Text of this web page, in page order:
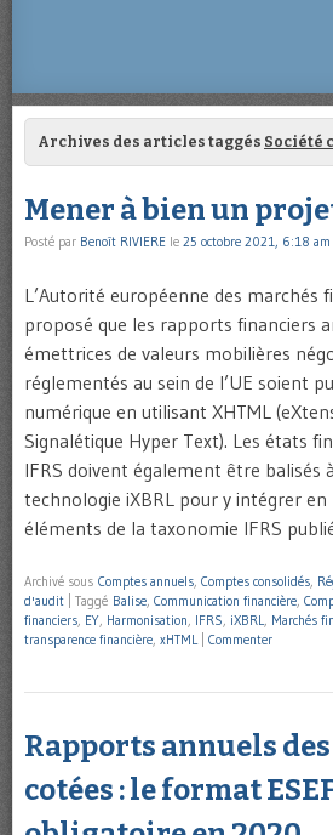
Archives des articles taggés Société
Mener à bien un
Posté par Benoît RIVIERE le 25 octobre 2021, 6:18 am
L’Autorité européenne des marchés
proposé que les rapports financiers
émettrices de valeurs mobilières
réglementés au sein de l’UE soient
numérique en utilisant XHTML
Signalétique Hyper Text). Les états
IFRS doivent également être balisés
technologie iXBRL pour y intégrer
éléments de la taxonomie IFRS
Archivé sous Comptes annuels, Comptes consolidés,
d'audit
Taggé Balise, Communication financière,
financiers, EY, Harmonisation, IFRS, iXBRL, Marchés
transparence financière, xHTML Commenter
Rapports annuels
cotées : le format